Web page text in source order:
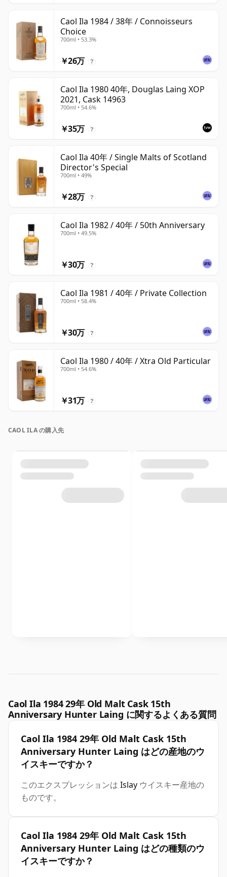
Caol Ila 1984 / 38年 / Connoisseurs
Choice
700ml • 53.3%
￥26万 ?
Caol Ila 1980 40年, Douglas Laing XOP
2021, Cask 14963
700ml • 54.6%
￥35万 ?
Caol Ila 40年 / Single Malts of Scotland
Director's Special
700ml • 49%
￥28万 ?
Caol Ila 1982 / 40年 / 50th Anniversary
700ml • 49.5%
￥30万 ?
Caol Ila 1981 / 40年 / Private Collection
700ml • 58.4%
￥30万 ?
Caol Ila 1980 / 40年 / Xtra Old Particular
700ml • 54.6%
￥31万 ?
CAOL ILA の購入先
Caol Ila 1984 29年 Old Malt Cask 15th
Anniversary Hunter Laing に関するよくある質問
Caol Ila 1984 29年 Old Malt Cask 15th
Anniversary Hunter Laing はどの産地のウ
イスキーですか？
このエクスプレッションは Islay ウイスキー産地の
ものです。
Caol Ila 1984 29年 Old Malt Cask 15th
Anniversary Hunter Laing はどの種類のウ
イスキーですか？